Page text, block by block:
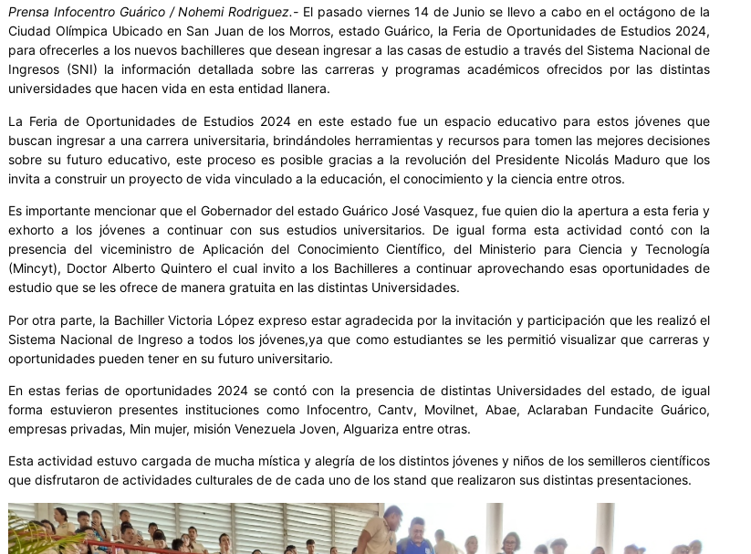
Prensa Infocentro Guárico / Nohemi Rodriguez.- El pasado viernes 14 de Junio se llevo a cabo en el octágono de la
Ciudad Olímpica Ubicado en San Juan de los Morros, estado Guárico, la Feria de Oportunidades de Estudios 2024,
para ofrecerles a los nuevos bachilleres que desean ingresar a las casas de estudio a través del Sistema Nacional de
Ingresos (SNI) la información detallada sobre las carreras y programas académicos ofrecidos por las distintas
universidades que hacen vida en esta entidad llanera.
La Feria de Oportunidades de Estudios 2024 en este estado fue un espacio educativo para estos jóvenes que
buscan ingresar a una carrera universitaria, brindándoles herramientas y recursos para tomen las mejores decisiones
sobre su futuro educativo, este proceso es posible gracias a la revolución del Presidente Nicolás Maduro que los
invita a construir un proyecto de vida vinculado a la educación, el conocimiento y la ciencia entre otros.
Es importante mencionar que el Gobernador del estado Guárico José Vasquez, fue quien dio la apertura a esta feria y
exhorto a los jóvenes a continuar con sus estudios universitarios. De igual forma esta actividad contó con la
presencia del viceministro de Aplicación del Conocimiento Científico, del Ministerio para Ciencia y Tecnología
(Mincyt), Doctor Alberto Quintero el cual invito a los Bachilleres a continuar aprovechando esas oportunidades de
estudio que se les ofrece de manera gratuita en las distintas Universidades.
Por otra parte, la Bachiller Victoria López expreso estar agradecida por la invitación y participación que les realizó el
Sistema Nacional de Ingreso a todos los jóvenes,ya que como estudiantes se les permitió visualizar que carreras y
oportunidades pueden tener en su futuro universitario.
En estas ferias de oportunidades 2024 se contó con la presencia de distintas Universidades del estado, de igual
forma estuvieron presentes instituciones como Infocentro, Cantv, Movilnet, Abae, Aclaraban Fundacite Guárico,
empresas privadas, Min mujer, misión Venezuela Joven, Alguariza entre otras.
Esta actividad estuvo cargada de mucha mística y alegría de los distintos jóvenes y niños de los semilleros científicos
que disfrutaron de actividades culturales de de cada uno de los stand que realizaron sus distintas presentaciones.